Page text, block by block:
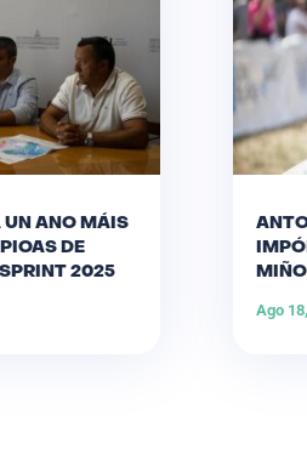
UN ANO MÁIS
DE
2025
MIÑO
Ago